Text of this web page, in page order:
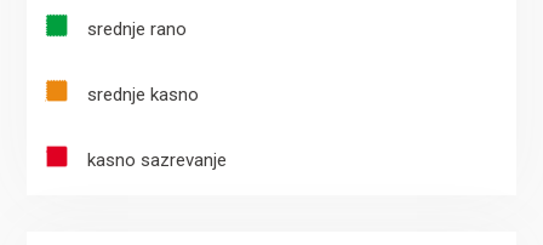
srednje rano
srednje kasno
kasno sazrevanje